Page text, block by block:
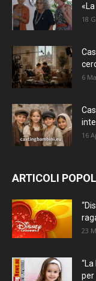
«La
18
6
16
ARTICOLI
23
per